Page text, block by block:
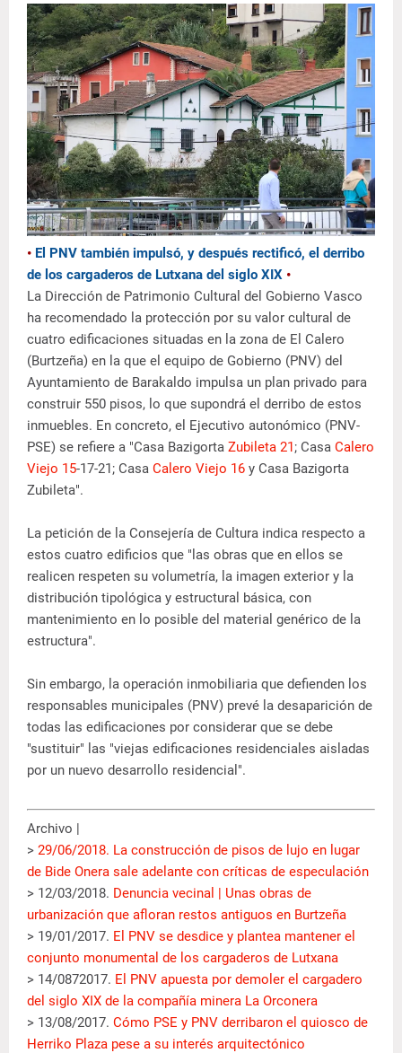
• El PNV también impulsó, y después rectificó, el derribo
de los cargaderos de Lutxana del siglo XIX •
La Dirección de Patrimonio Cultural del Gobierno Vasco
ha recomendado la protección por su valor cultural de
cuatro edificaciones situadas en la zona de El Calero
(Burtzeña) en la que el equipo de Gobierno (PNV) del
Ayuntamiento de Barakaldo impulsa un plan privado para
construir 550 pisos, lo que supondrá el derribo de estos
inmuebles. En concreto, el Ejecutivo autonómico (PNV-
PSE) se refiere a "Casa Bazigorta Zubileta 21; Casa Calero
Viejo 15-17-21; Casa Calero Viejo 16 y Casa Bazigorta
Zubileta".
La petición de la Consejería de Cultura indica respecto a
estos cuatro edificios que "las obras que en ellos se
realicen respeten su volumetría, la imagen exterior y la
distribución tipológica y estructural básica, con
mantenimiento en lo posible del material genérico de la
estructura".
Sin embargo, la operación inmobiliaria que defienden los
responsables municipales (PNV) prevé la desaparición de
todas las edificaciones por considerar que se debe
"sustituir" las "viejas edificaciones residenciales aisladas
por un nuevo desarrollo residencial".
Archivo |
> 29/06/2018. La construcción de pisos de lujo en lugar
de Bide Onera sale adelante con críticas de especulación
> 12/03/2018. Denuncia vecinal | Unas obras de
urbanización que afloran restos antiguos en Burtzeña
> 19/01/2017. El PNV se desdice y plantea mantener el
conjunto monumental de los cargaderos de Lutxana
> 14/0872017. El PNV apuesta por demoler el cargadero
del siglo XIX de la compañía minera La Orconera
> 13/08/2017. Cómo PSE y PNV derribaron el quiosco de
Herriko Plaza pese a su interés arquitectónico